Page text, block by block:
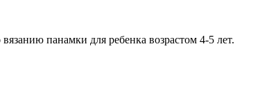
панамки для ребенка возрастом 4-5 лет.